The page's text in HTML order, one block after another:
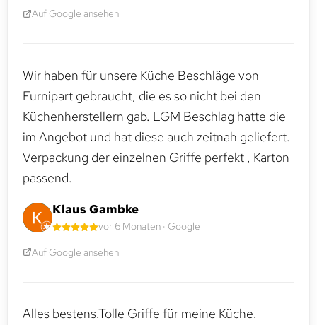
Auf Google ansehen
Wir haben für unsere Küche Beschläge von
Furnipart gebraucht, die es so nicht bei den
Küchenherstellern gab. LGM Beschlag hatte die
im Angebot und hat diese auch zeitnah geliefert.
Verpackung der einzelnen Griffe perfekt , Karton
passend.
Klaus Gambke
vor 6 Monaten · Google
Auf Google ansehen
Alles bestens.Tolle Griffe für meine Küche.